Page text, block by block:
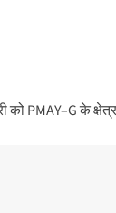
को PMAY–G के